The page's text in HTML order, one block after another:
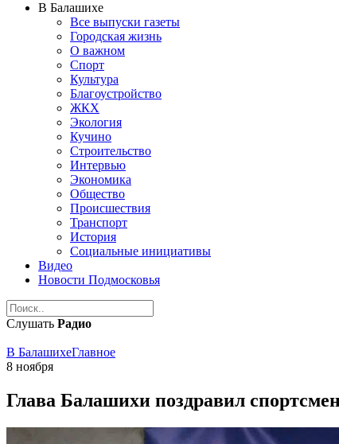
В Балашихе
Все выпуски газеты
Городская жизнь
О важном
Спорт
Культура
Благоустройство
ЖКХ
Экология
Кучино
Строительство
Интервью
Экономика
Общество
Происшествия
Транспорт
История
Социальные инициативы
Видео
Новости Подмосковья
Слушать Радио
В БалашихеГлавное
8 ноября
Глава Балашихи поздравил